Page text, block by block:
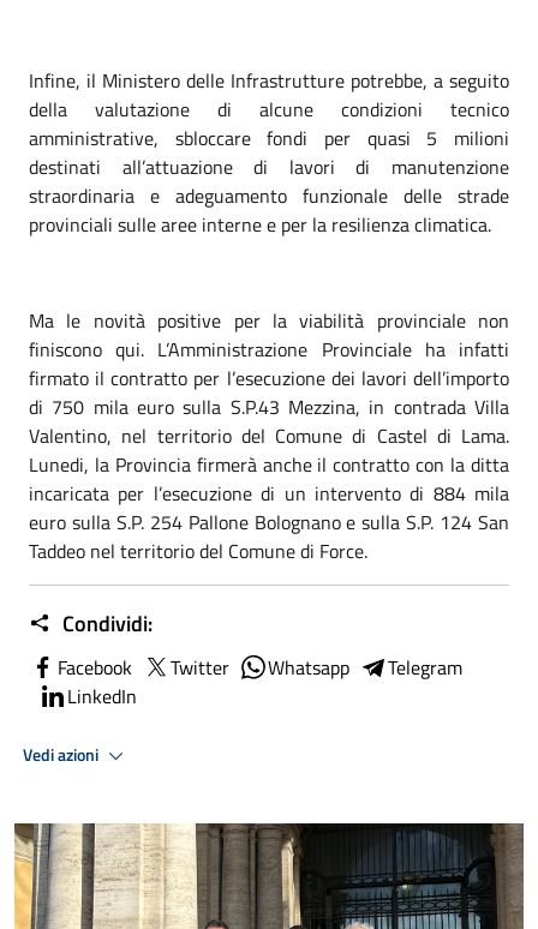
Infine, il Ministero delle Infrastrutture potrebbe, a seguito
della valutazione di alcune condizioni tecnico
amministrative, sbloccare fondi per quasi 5 milioni
destinati all’attuazione di lavori di manutenzione
straordinaria e adeguamento funzionale delle strade
provinciali sulle aree interne e per la resilienza climatica.
Ma le novità positive per la viabilità provinciale non
finiscono qui. L’Amministrazione Provinciale ha infatti
firmato il contratto per l’esecuzione dei lavori dell’importo
di 750 mila euro sulla S.P.43 Mezzina, in contrada Villa
Valentino, nel territorio del Comune di Castel di Lama.
Lunedi, la Provincia firmerà anche il contratto con la ditta
incaricata per l’esecuzione di un intervento di 884 mila
euro sulla S.P. 254 Pallone Bolognano e sulla S.P. 124 San
Taddeo nel territorio del Comune di Force.
Condividi:
Facebook Twitter Whatsapp
Telegram
LinkedIn
Vedi azioni